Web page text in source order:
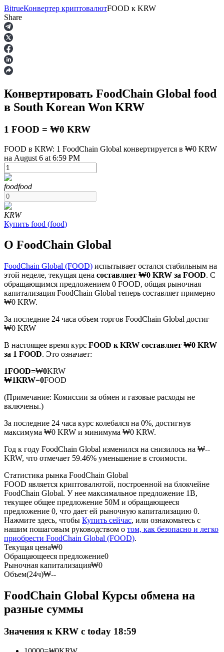
Фьючерсы
USDT-фьючерсы
обеспечения
Фьючерсы на COIN-M
Криптовалютные фьючерсы
Деривативы на акции, форекс, драгоценные металлы и
сырьевые товары
Фьючерсы с использованием USDC в качестве
обеспечения
Копирование торговли
Присоединяйтесь к лучшим трейдерам
BitrueКонвертер криптовалютFOOD к KRW
Share
Конвертировать FoodChain Global food
в South Korean Won KRW
1 FOOD = ₩0 KRW
FOOD в KRW: 1 FoodChain Global конвертируется в ₩0 KRW
на August 6 at 6:59 PM
foodfood
KRW
Купить food (food)
О FoodChain Global
FoodChain Global (FOOD) испытывает остался стабильным на
этой неделе, текущая цена составляет ₩0 KRW за FOOD. С
обращающимся предложением 0 FOOD, общая рыночная
капитализация FoodChain Global теперь составляет примерно
₩0 KRW.
За последние 24 часа объем торгов FoodChain Global достиг
₩0 KRW
В настоящее время курс FOOD к KRW составляет ₩0 KRW
за 1 FOOD. Это означает:
1FOOD=₩0KRW
₩1KRW=0FOOD
(Примечание: Комиссии за обмен и газовые расходы не
включены.)
За последние 24 часа курс колебался на 0%, достигнув
максимума ₩0 KRW и минимума ₩0 KRW.
Год к году FoodChain Global изменился на снизилось на ₩--
KRW, что отмечает 59.46% уменьшение в стоимости.
Статистика рынка FoodChain Global
FOOD является криптовалютой, построенной на блокчейне
FoodChain Global. У нее максимальное предложение 1B,
текущее общее предложение 50M и обращающееся
предложение 0, что дает ей рыночную капитализацию 0.
Нажмите здесь, чтобы Купить сейчас, или ознакомьтесь с
нашим пошаговым руководством о том, как безопасно и легко
приобрести FoodChain Global (FOOD).
Текущая цена₩0
Обращающееся предложение0
Рыночная капитализация₩0
Объем(24ч)₩--
FoodChain Global Курсы обмена на
разные суммы
Значения к KRW с today 18:59